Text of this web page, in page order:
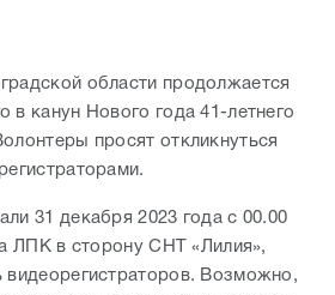
области продолжается
в канун Нового года 41-летнего
просят откликнуться
31 декабря 2023 года с 00.00
ЛПК в сторону СНТ «Лилия»,
видеорегистраторов. Возможно,